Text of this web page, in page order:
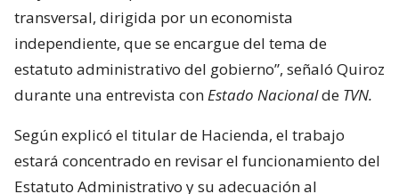
transversal, dirigida por un economista
independiente, que se encargue del tema de
estatuto administrativo del gobierno”, señaló Quiroz
durante una entrevista conEstado Nacionalde TVN.
Según explicó el titular de Hacienda, el trabajo
estará concentrado en revisar el funcionamiento del
Estatuto Administrativo y su adecuación al